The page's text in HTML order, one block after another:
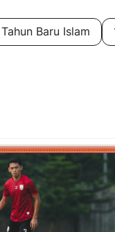
Tahun Baru Islam